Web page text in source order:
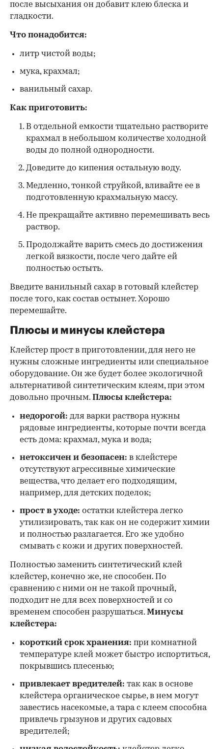
после высыхания он добавит клею блеска и
гладкости.
Что понадобится:
литр чистой воды;
мука, крахмал;
ванильный сахар.
Как приготовить:
В отдельной емкости тщательно растворите
крахмал в небольшом количестве холодной
воды до полной однородности.
Доведите до кипения остальную воду.
Медленно, тонкой струйкой, вливайте ее в
подготовленную крахмальную массу.
Не прекращайте активно перемешивать весь
раствор.
Продолжайте варить смесь до достижения
легкой вязкости, после чего дайте ей
полностью остыть.
Введите ванильный сахар в готовый клейстер
после того, как состав остынет. Хорошо
перемешайте.
Плюсы и минусы клейстера
Клейстер прост в приготовлении, для него не
нужны сложные ингредиенты или специальное
оборудование. Он же будет более экологичной
альтернативой синтетическим клеям, при этом
довольно прочным. Плюсы клейстера:
недорогой: для варки раствора нужны
рядовые ингредиенты, которые почти всегда
есть дома: крахмал, мука и вода;
нетоксичен и безопасен: в клейстере
отсутствуют агрессивные химические
вещества, что делает его подходящим,
например, для детских поделок;
прост в уходе: остатки клейстера легко
утилизировать, так как он не содержит химии
и полностью разлагается. Его же удобно
смывать с кожи и других поверхностей.
Полностью заменить синтетический клей
клейстер, конечно же, не способен. По
сравнению с ними он не такой прочный,
подходит не для всех поверхностей и со
временем способен разрушаться. Минусы
клейстера:
короткий срок хранения: при комнатной
температуре клей может быстро испортиться,
покрывшись плесенью;
привлекает вредителей: так как в основе
клейстера органическое сырье, в нем могут
завестись насекомые, а тара с клеем способна
привлечь грызунов и других садовых
вредителей;